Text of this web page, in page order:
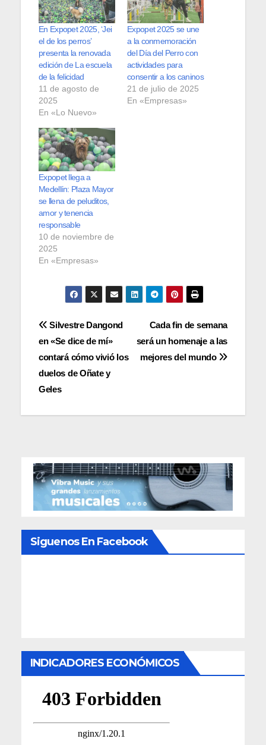
En Expopet 2025, ‘Jei
el de los perros’
presenta la renovada
edición de La escuela
de la felicidad
11 de agosto de
2025
En «Lo Nuevo»
Expopet 2025 se une
a la conmemoración
del Día del Perro con
actividades para
consentir a los caninos
21 de julio de 2025
En «Empresas»
Expopet llega a
Medellín: Plaza Mayor
se llena de peluditos,
amor y tenencia
responsable
10 de noviembre de
2025
En «Empresas»
Navegación
de
entradas
Cada fin de semana
será un homenaje a las
mejores del mundo
Silvestre Dangond
en «Se dice de mí»
contará cómo vivió los
duelos de Oñate y
Geles
Siguenos En Facebook
INDICADORES ECONÓMICOS